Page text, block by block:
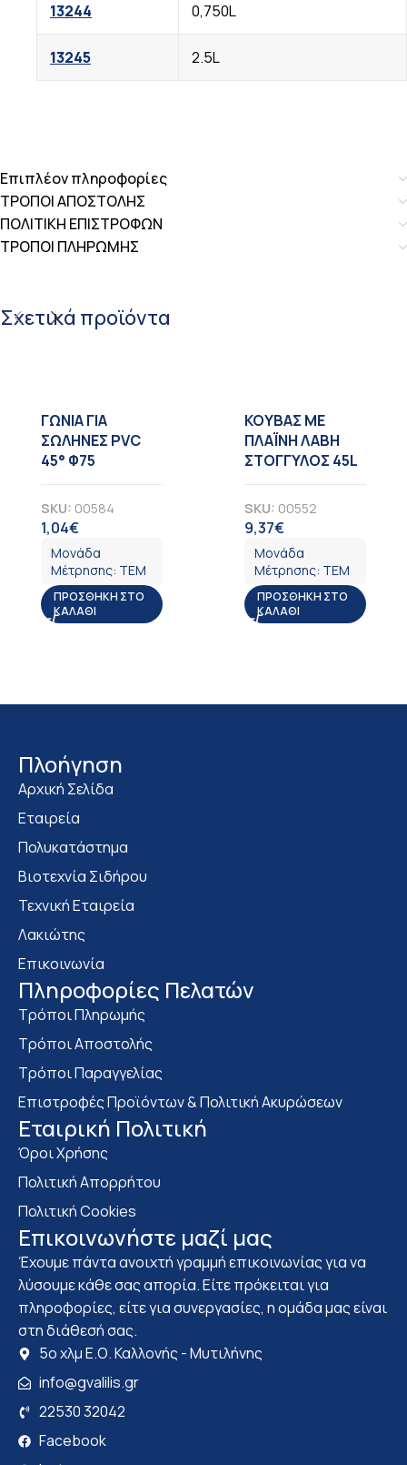
13244 0,750L
13245 2.5L
Επιπλέον πληροφορίες
ΤΡΟΠΟΙ ΑΠΟΣΤΟΛΗΣ
ΠΟΛΙΤΙΚΗ ΕΠΙΣΤΡΟΦΩΝ
ΤΡΟΠΟΙ ΠΛΗΡΩΜΗΣ
Σχετικά προϊόντα
ΓΩΝΙΑ ΓΙΑ
ΣΩΛΗΝΕΣ PVC
45° Φ75
SKU: 00584
1,04€
Μονάδα
Μέτρησης: ΤΕΜ
ΠΡΟΣΘΉΚΗ ΣΤΟ
ΚΑΛΆΘΙ
KOYBAΣ ΜΕ
ΠΛΑΪΝΗ ΛΑΒΗ
ΣΤΟΓΓΥΛΟΣ 45L
SKU: 00552
9,37€
Μονάδα
Μέτρησης: ΤΕΜ
ΠΡΟΣΘΉΚΗ ΣΤΟ
ΚΑΛΆΘΙ
Πλοήγηση
Αρχική Σελίδα
Εταιρεία
Πολυκατάστημα
Bιοτεχνία Σιδήρου
Τεχνική Εταιρεία
Λακιώτης
Επικοινωνία
Πληροφορίες Πελατών
Τρόποι Πληρωμής
Τρόποι Αποστολής
Τρόποι Παραγγελίας
Επιστροφές Προϊόντων & Πολιτική Ακυρώσεων
Eταιρική Πολιτική
Όροι Χρήσης
Πολιτική Απορρήτου
Πολιτική Cookies
Επικοινωνήστε μαζί μας
Έχουμε πάντα ανοιχτή γραμμή επικοινωνίας για να
λύσουμε κάθε σας απορία. Είτε πρόκειται για
πληροφορίες, είτε για συνεργασίες, η ομάδα μας είναι
στη διάθεσή σας.
5ο χλμ Ε.Ο. Καλλονής - Μυτιλήνης
info@gvalilis.gr
22530 32042
Facebook